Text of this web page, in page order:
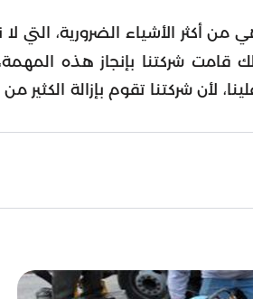
الأشياء الضرورية، التي لا
شركتنا بإنجاز هذه المهمة،
شركتنا تقوم بإزالة الكثير من